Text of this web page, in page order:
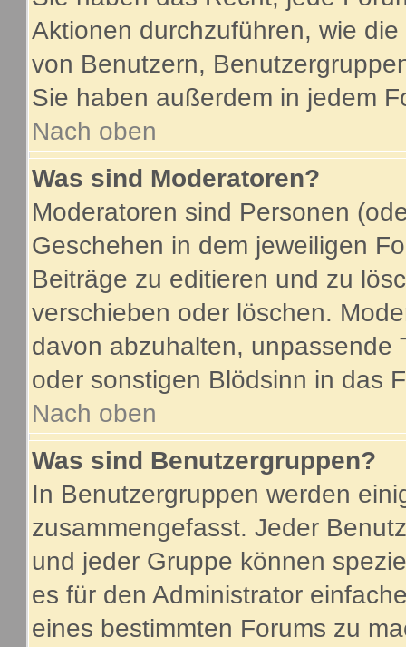
Aktionen durchzuführen, wie
von Benutzern,
Sie haben außerdem in jedem
Nach oben
Was sind Moderatoren?
Moderatoren sind Personen
Geschehen in dem jeweiligen
Beiträge zu editieren und zu
verschieben oder löschen.
davon abzuhalten, unpassende
oder sonstigen Blödsinn in das
Nach oben
Was sind Benutzergruppen?
In Benutzergruppen werden
zusammengefasst. Jeder
und jeder Gruppe können
es für den Administrator
eines bestimmten Forums zu